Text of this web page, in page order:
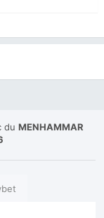
du MENHAMMAR